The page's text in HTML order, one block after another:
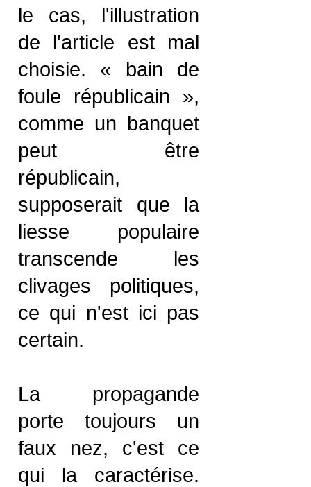
le cas, l'illustration
de l'article est mal
choisie. « bain de
foule républicain »,
comme un banquet
peut être
républicain,
supposerait que la
liesse populaire
transcende les
clivages politiques,
ce qui n'est ici pas
certain.
La propagande
porte toujours un
faux nez, c'est ce
qui la caractérise.